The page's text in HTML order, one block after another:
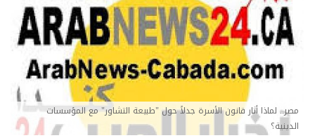
مصر.. لماذا أثار قانون الأسرة جدلاً حول "طبيعة التشاور" مع المؤسسات
الدينية؟